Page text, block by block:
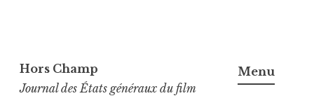
au
contenu
Hors Champ
Journal des États généraux du film
Menu